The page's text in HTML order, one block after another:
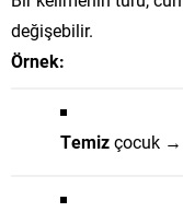
değişebilir.
Örnek:
Temizçocuk →